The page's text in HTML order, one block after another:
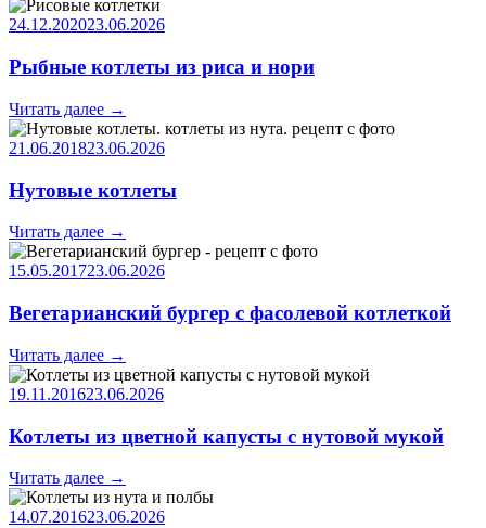
24.12.202023.06.2026
Рыбные котлеты из риса и нори
Читать далее →
21.06.201823.06.2026
Нутовые котлеты
Читать далее →
15.05.201723.06.2026
Вегетарианский бургер с фасолевой котлеткой
Читать далее →
19.11.201623.06.2026
Котлеты из цветной капусты с нутовой мукой
Читать далее →
14.07.201623.06.2026